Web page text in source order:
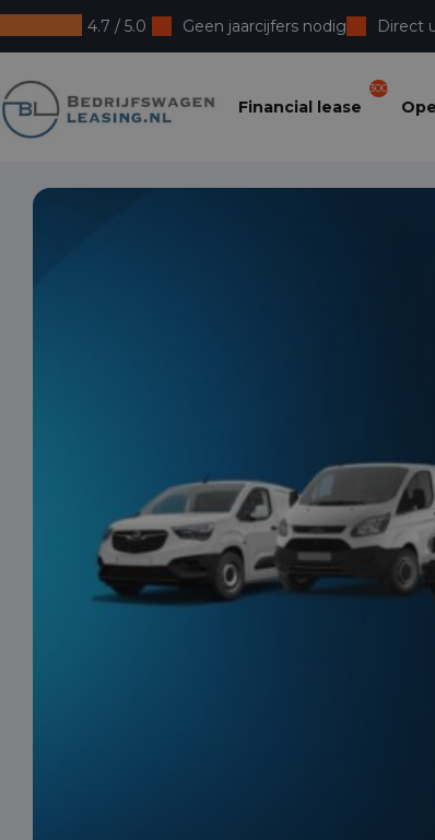
4.7 / 5.0 Geen jaarcijfers nodig Direct
Bedrijfswagenleasing
Financial lease
300